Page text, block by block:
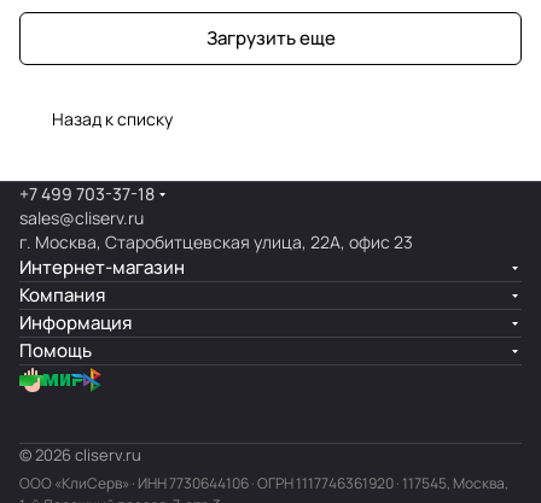
Загрузить еще
Назад к списку
+7 499 703-37-18
sales@cliserv.ru
г. Москва, Старобитцевская улица, 22А, офис 23
Интернет-магазин
Компания
Информация
Помощь
© 2026 cliserv.ru
ООО «КлиСерв» · ИНН7730644106· ОГРН 1117746361920 · 117545, Москва,